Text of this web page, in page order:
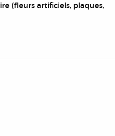
(fleurs artificiels, plaques,